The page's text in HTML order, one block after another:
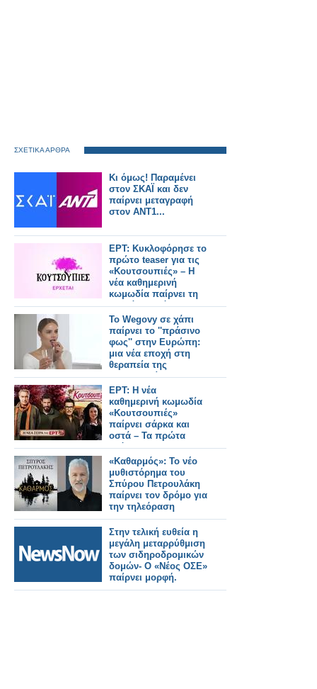
ΣΧΕΤΙΚΑ ΑΡΘΡΑ
Κι όμως! Παραμένει
στον ΣΚΑΪ και δεν
παίρνει μεταγραφή
στον ΑΝΤ1...
ΕΡΤ: Κυκλοφόρησε το
πρώτο teaser για τις
«Κουτσουπιές» – Η
νέα καθημερινή
κωμωδία παίρνει τη
σκυτάλη από την
«Ηλέκτρα»
Το Wegovy σε χάπι
παίρνει το ''πράσινο
φως'' στην Ευρώπη:
μια νέα εποχή στη
θεραπεία της
παχυσαρκίας
ΕΡΤ: Η νέα
καθημερινή κωμωδία
«Κουτσουπιές»
παίρνει σάρκα και
οστά – Τα πρώτα
ονόματα του καστ
«Καθαρμός»: Το νέο
μυθιστόρημα του
Σπύρου Πετρουλάκη
παίρνει τον δρόμο για
την τηλεόραση
Στην τελική ευθεία η
μεγάλη μεταρρύθμιση
των σιδηροδρoμικών
δομών- Ο «Νέος ΟΣΕ»
παίρνει μορφή.